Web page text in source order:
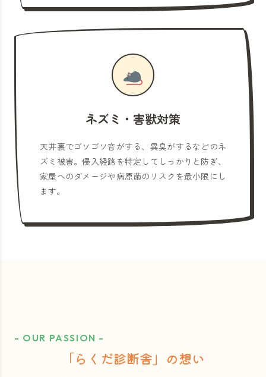
ネズミ・害獣対策
天井裏でゴソゴソ音がする、異臭がするなどのネ
ズミ被害。侵入経路を特定してしっかりと防ぎ、
家屋へのダメージや病原菌のリスクを最小限にし
ます。
- OUR PASSION -
「らくだ診断舎」の想い